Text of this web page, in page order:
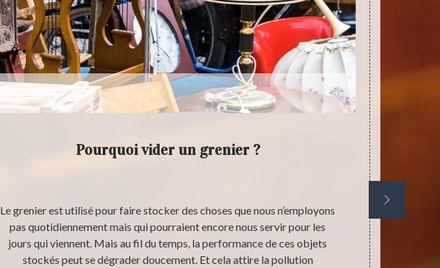
Pourquoi vider un grenier ?
Le grenier est utilisé pour faire stocker des choses que nous n’employons
pas quotidiennement mais qui pourraient encore nous servir pour les
jours qui viennent. Mais au fil du temps, la performance de ces objets
stockés peut se dégrader doucement. Et cela attire la pollution